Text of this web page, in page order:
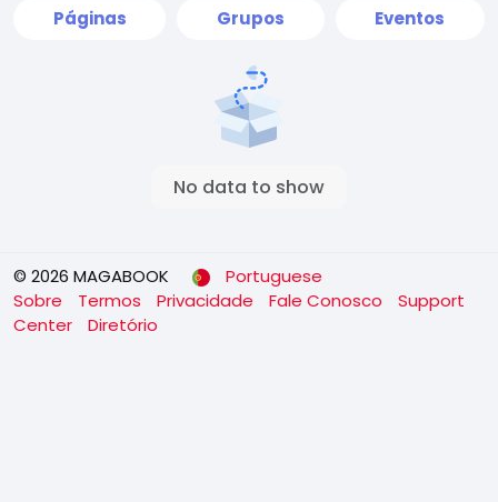
Páginas Grupos Eventos
No data to show
© 2026 MAGABOOK
Portuguese
Sobre
Termos Privacidade Fale Conosco
Support
Center
Diretório